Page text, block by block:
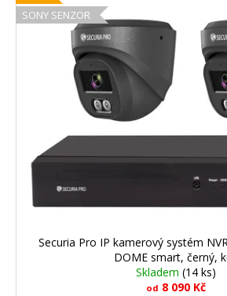
ýSONY SENZOR
Securia Pro IP kamerový systém
DOME smart, černý,
Skladem (14 ks)
od 8 090 Kč